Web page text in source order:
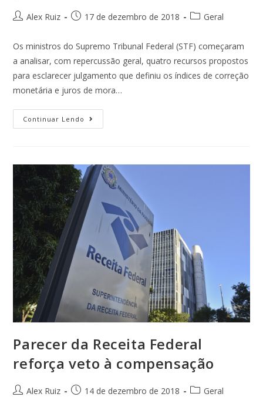
Alex Ruiz 17 de dezembro de 2018 Geral
Os ministros do Supremo Tribunal Federal (STF) começaram
a analisar, com repercussão geral, quatro recursos propostos
para esclarecer julgamento que definiu os índices de correção
monetária e juros de mora…
Continuar Lendo
Parecer da Receita Federal
reforça veto à compensação
Alex Ruiz 14 de dezembro de 2018 Geral